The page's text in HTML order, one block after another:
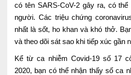
Báo chí nói về
Tin tức BHYT
có tên SARS-CoV-2 gây ra, có
người. Các triệu chứng
nhất là sốt, ho khan và khó thở.
và theo dõi sát sao khi tiếp xúc gần
Kể từ ca nhiễm Covid-19 số 17
2020, bạn có thể nhận thấy số ca